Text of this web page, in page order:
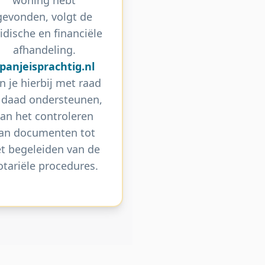
volgt de
en financiële
afhandeling.
je hierbij met raad
ondersteunen,
het controleren
documenten tot
begeleiden van de
procedures.